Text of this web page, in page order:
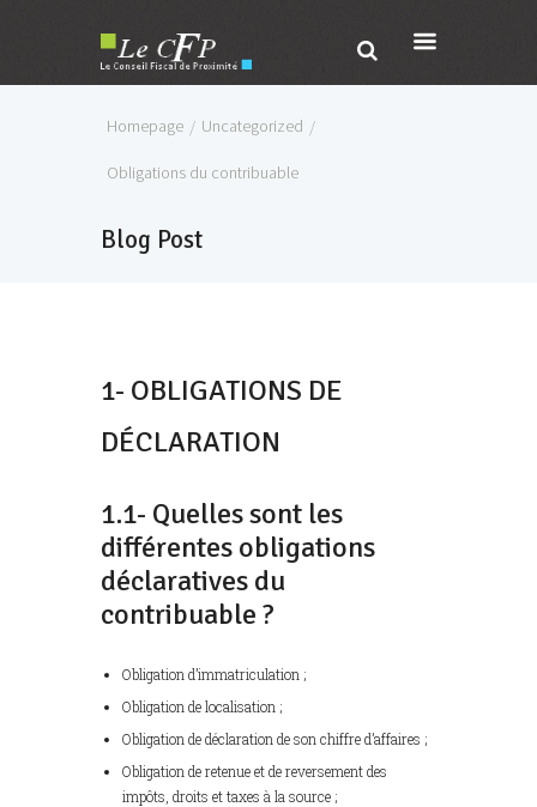
Homepage Uncategorized
Obligations du contribuable
Blog Post
1- OBLIGATIONS DE
DÉCLARATION
1.1- Quelles sont les
différentes obligations
déclaratives du
contribuable ?
Obligation d’immatriculation ;
Obligation de localisation ;
Obligation de déclaration de son chiffre d’affaires ;
Obligation de retenue et de reversement des
impôts, droits et taxes à la source ;